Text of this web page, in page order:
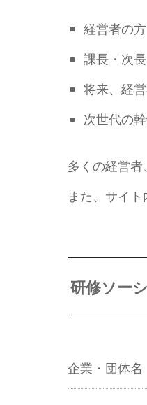
経営者の方
課長・次
将来、経
次世代の
多くの経営
また、サイ
研修ソー
企業・団体名